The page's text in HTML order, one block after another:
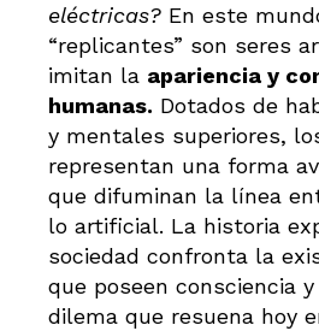
eléctricas? En este
“replicantes” son seres
imitan la apariencia y
humanas. Dotados de
y mentales superiores,
representan una forma
que difuminan la línea
lo artificial. La historia
sociedad confronta la
que poseen consciencia
dilema que resuena hoy